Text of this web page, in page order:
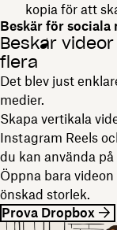
kopia för att
Beskär för sociala
Beskär
flera
Det blev just
medier.
Skapa vertikala
Instagram Reels
du kan använda
Öppna bara
önskad storlek.
Prova Dropbox